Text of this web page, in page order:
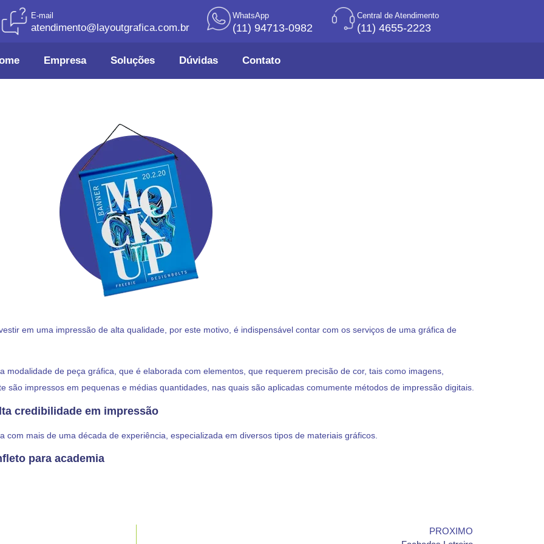
E-mail
atendimento@layoutgrafica.com.br
WhatsApp
(11) 94713-0982
Central de Atendimento
(11) 4655-2223
Empresa Soluções Dúvidas Contato
em uma impressão de alta qualidade, por este motivo, é indispensável contar com os serviços de uma gráfica de
modalidade de peça gráfica, que é elaborada com elementos, que requerem precisão de cor, tais como imagens,
são impressos em pequenas e médias quantidades, nas quais são aplicadas comumente métodos de impressão digitais.
credibilidade em impressão
com mais de uma década de experiência, especializada em diversos tipos de materiais gráficos.
para academia
PROXIMO